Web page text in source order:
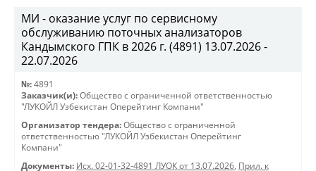
МИ - оказание услуг по сервисному
обслуживанию поточных анализаторов
Кандымского ГПК в 2026 г. (4891) 13.07.2026 -
22.07.2026
№: 4891
Заказчик(и): Общество с ограниченной ответственностью
"ЛУКОЙЛ Узбекистан Оперейтинг Компани"
Организатор тендера: Общество с ограниченной
ответственностью "ЛУКОЙЛ Узбекистан Оперейтинг
Компани"
Документы: Исх. 02-01-32-4891 ЛУОК от 13.07.2026, Прил. к